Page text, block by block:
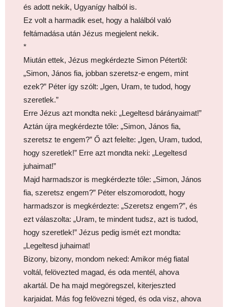
és adott nekik, Ugyanígy halból is.
Ez volt a harmadik eset, hogy a halálból való
feltámadása után Jézus megjelent nekik.
*
Miután ettek, Jézus megkérdezte Simon Pétertől:
„Simon, János fia, jobban szeretsz-e engem, mint
ezek?” Péter így szólt: „Igen, Uram, te tudod, hogy
szeretlek.”
Erre Jézus azt mondta neki: „Legeltesd bárányaimat!”
Aztán újra megkérdezte tőle: „Simon, János fia,
szeretsz te engem?” Ő azt felelte: „Igen, Uram, tudod,
hogy szeretlek!” Erre azt mondta neki: „Legeltesd
juhaimat!”
Majd harmadszor is megkérdezte tőle: „Simon, János
fia, szeretsz engem?” Péter elszomorodott, hogy
harmadszor is megkérdezte: „Szeretsz engem?”, és
ezt válaszolta: „Uram, te mindent tudsz, azt is tudod,
hogy szeretlek!” Jézus pedig ismét ezt mondta:
„Legeltesd juhaimat!
Bizony, bizony, mondom neked: Amikor még fiatal
voltál, felövezted magad, és oda mentél, ahova
akartál. De ha majd megöregszel, kiterjeszted
karjaidat. Más fog felövezni téged, és oda visz, ahova